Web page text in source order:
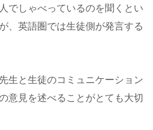
でしゃべっているのを聞くとい
、英語圏では生徒側が発言する
生と生徒のコミュニケーション
意見を述べることがとても大切